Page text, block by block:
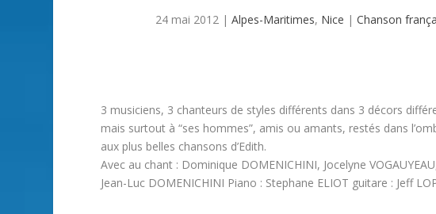
24 mai 2012| Alpes-Maritimes, Nice | Chanson
3 musiciens, 3 chanteurs de styles différents dans 3 décors
mais surtout à “ses hommes”, amis ou amants, restés dans
aux plus belles chansons d’Edith.
Avec au chant : Dominique DOMENICHINI, Jocelyne
Jean-Luc DOMENICHINI Piano : Stephane ELIOT guitare : Jeff